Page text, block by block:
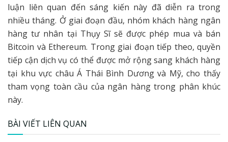
luận liên quan đến sáng kiến này đã diễn ra trong
nhiều tháng. Ở giai đoạn đầu, nhóm khách hàng ngân
hàng tư nhân tại Thụy Sĩ sẽ được phép mua và bán
Bitcoin và Ethereum. Trong giai đoạn tiếp theo, quyền
tiếp cận dịch vụ có thể được mở rộng sang khách hàng
tại khu vực châu Á Thái Bình Dương và Mỹ, cho thấy
tham vọng toàn cầu của ngân hàng trong phân khúc
này.
BÀI VIẾT LIÊN QUAN